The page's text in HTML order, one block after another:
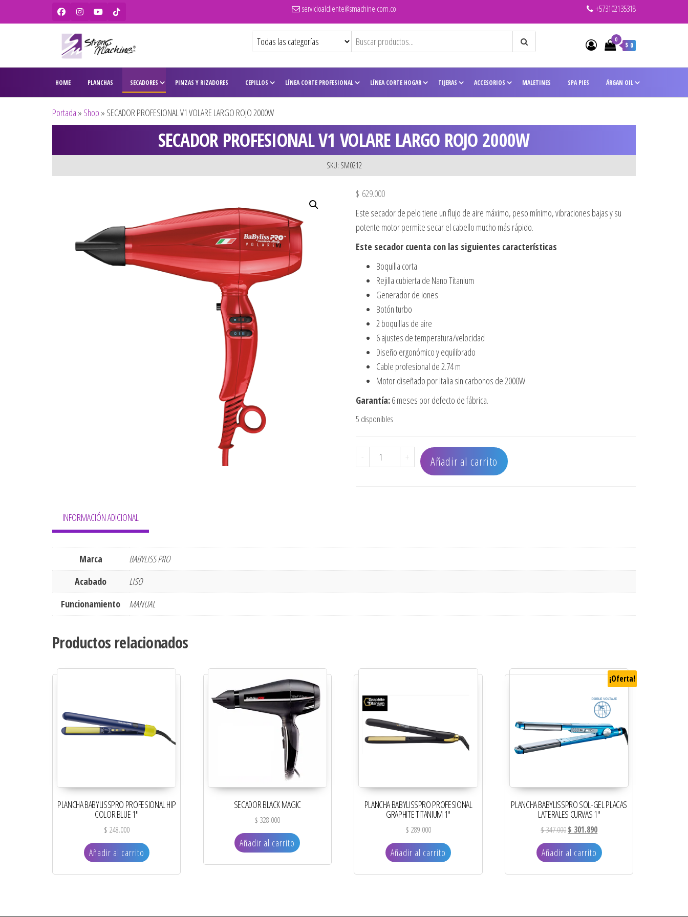
servicioalcliente@smachine.com.co +573102135318
Strong
Machine –
BaBylissPRO
– WAHL –
planchas,
rizadores,
maquinas
cepillos y
originales
0
$ 0
HOME PLANCHAS SECADORES PINZAS Y RIZADORES CEPILLOS LÍNEA CORTE PROFESIONAL LÍNEA CORTE HOGAR TIJERAS ACCESORIOS MALETINES SPA PIES ÁRGAN OIL
Portada » Shop » SECADOR PROFESIONAL V1 VOLARE LARGO ROJO 2000W
SECADOR PROFESIONAL V1 VOLARE LARGO ROJO 2000W
SKU: SM0212
$ 629.000
Este secador de pelo tiene un flujo de aire máximo, peso mínimo, vibraciones bajas y su
potente motor permite secar el cabello mucho más rápido.
Este secador cuenta con las siguientes características
Boquilla corta
Rejilla cubierta de Nano Titanium
Generador de iones
Botón turbo
2 boquillas de aire
6 ajustes de temperatura/velocidad
Diseño ergonómico y equilibrado
Cable profesional de 2.74 m
Motor diseñado por Italia sin carbonos de 2000W
Garantía:6 meses por defecto de fábrica.
5 disponibles
- SECADOR PROFESIONAL V1 VOLARE LARGO ROJO 2000W cantidad
+ Añadir al carrito
INFORMACIÓN ADICIONAL
Marca
BABYLISS PRO
Acabado
LISO
Funcionamiento
MANUAL
Productos relacionados
PLANCHA BABYLISSPRO PROFESIONAL HIP
COLOR BLUE 1″
$ 248.000
Añadir al carrito
SECADOR BLACK MAGIC
$ 328.000
Añadir al carrito
PLANCHA BABYLISSPRO PROFESIONAL
GRAPHITE TITANIUM 1″
$ 289.000
Añadir al carrito
¡Oferta!
PLANCHA BABYLISSPRO SOL-GEL PLACAS
LATERALES CURVAS 1″
$347.000El precio original era: $ 347.000.
$ 301.890El precio actual es: $ 301.890.
Añadir al carrito